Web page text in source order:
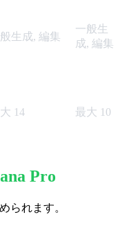
生成, 編集
一般生
成, 編集
14 最大 10
Pro
られます。